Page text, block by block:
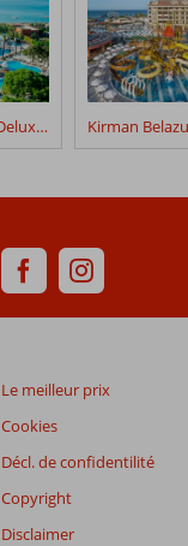
Limak Atlantis Deluxe Hotel
Le meilleur prix
Cookies
Décl. de confidentilité
Copyright
Disclaimer